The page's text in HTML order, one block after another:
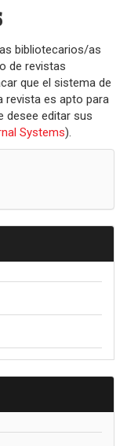
bibliotecarios/as
de revistas
que el sistema de
revista es apto para
desee editar sus
Systems).